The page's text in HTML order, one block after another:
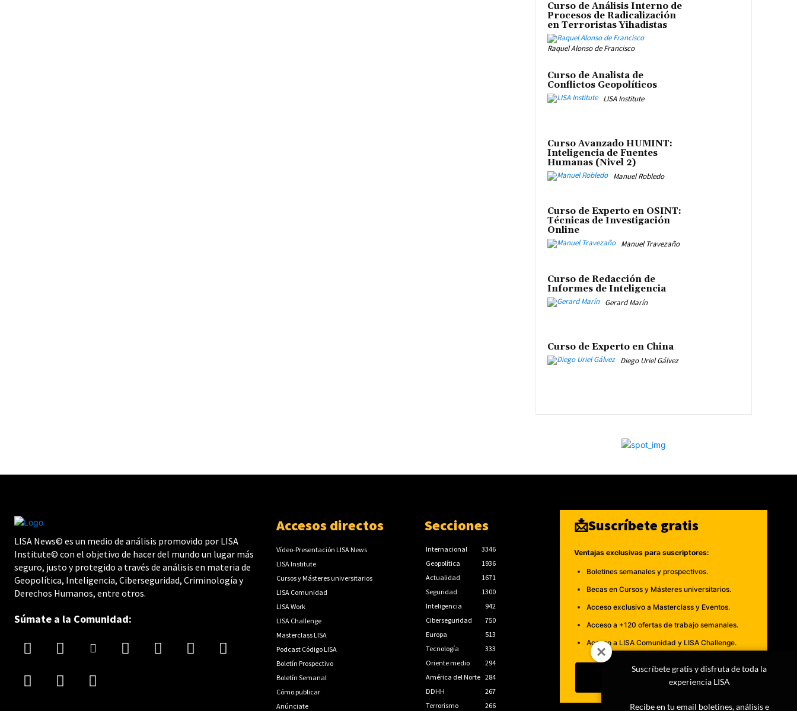
Curso de Análisis Interno de
Procesos de Radicalización
en Terroristas Yihadistas
Raquel Alonso de Francisco
Curso de Analista de
Conflictos Geopolíticos
LISA Institute
Curso Avanzado HUMINT:
Inteligencia de Fuentes
Humanas (Nivel 2)
Manuel Robledo
Curso de Experto en OSINT:
Técnicas de Investigación
Online
Manuel Travezaño
Curso de Redacción de
Informes de Inteligencia
Gerard Marín
Curso de Experto en China
Diego Uriel Gálvez
LISA News© es un medio de análisis promovido por LISA
Institute© con el objetivo de hacer del mundo un lugar más
seguro, justo y protegido a través de análisis en materia de
Geopolítica, Inteligencia, Ciberseguridad, Criminología y
Derechos Humanos, entre otros.
Súmate a la Comunidad:
Accesos directos
Vídeo-Presentación LISA News
LISA Institute
Cursos y Másteres universitarios
LISA Comunidad
LISA Work
LISA Challenge
Masterclass LISA
Podcast Código LISA
Boletín Prospectivo
Boletín Semanal
Cómo publicar
Anúnciate
Secciones
Internacional
3346
Geopolítica
1936
Actualidad
1671
Seguridad
1300
Inteligencia
942
Ciberseguridad
750
Europa
513
Tecnología
333
Oriente medio
294
América del Norte 284
DDHH
267
Terrorismo
266
📩Suscríbete gratis
Ventajas exclusivas para suscriptores:
Boletines semanales y prospectivos.
Becas en Cursos y Másteres universitarios.
Acceso exclusivo a Masterclass y Eventos.
Acceso a +120 ofertas de trabajo semanales.
Acceso a LISA Comunidad y LISA Challenge.
Suscribirme
Suscríbete gratis y disfruta de toda la
experiencia LISA
Recibe en tu email boletines, análisis e